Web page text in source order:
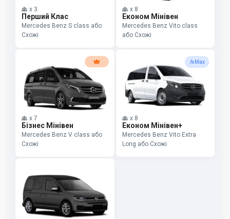
x 3
Перший Клас
Mercedes Benz S class або
Схожі
x 8
Економ Мінівен
Mercedes Benz Vito class
або Схожі
x 7
Бізнес Мінівен
Mercedes Benz V class або
Схожі
Max
x 8
Економ Мінівен+
Mercedes Benz Vito Extra
Long або Схожі